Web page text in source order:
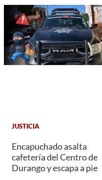
JUSTICIA
Encapuchado asalta
cafetería del Centro de
Durango y escapa a pie